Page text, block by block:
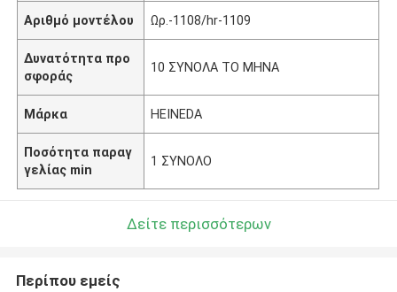
Αριθμό μοντέλου Ωρ.-1108/hr-1109
Δυνατότητα προ
σφοράς
10 ΣΥΝΟΛΑ ΤΟ ΜΗΝΑ
Μάρκα HEINEDA
Ποσότητα παραγ
γελίας min
1 ΣΥΝΟΛΟ
Δείτε περισσότερων
Περίπου εμείς